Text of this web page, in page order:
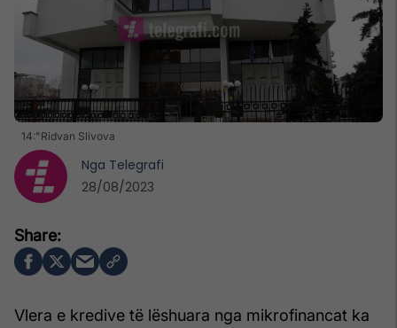
14:"Ridvan Slivova
Vlera e kredive të lëshuara nga mikrofinancat ka
Nga Telegrafi
28/08/2023